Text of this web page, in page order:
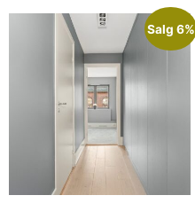
Salg 6%